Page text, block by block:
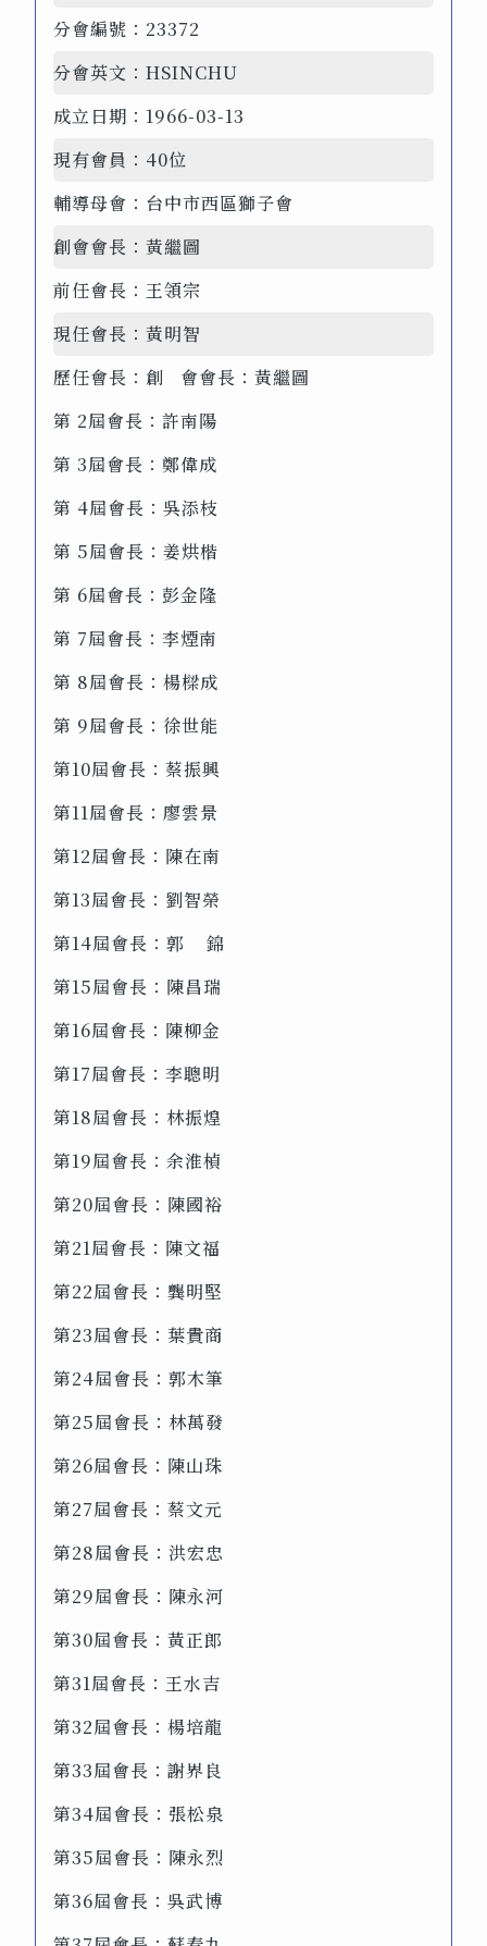
分會編號： 23372
分會英文： HSINCHU
成立日期： 1966-03-13
現有會員： 40位
輔導母會： 台中市西區獅子會
創會會長： 黃繼圖
前任會長： 王領宗
現任會長： 黃明智
歷任會長： 創 會會長：黃繼圖
第 2屆會長：許南陽
第 3屆會長：鄭偉成
第 4屆會長：吳添枝
第 5屆會長：姜烘楷
第 6屆會長：彭金隆
第 7屆會長：李煙南
第 8屆會長：楊樑成
第 9屆會長：徐世能
第10屆會長：蔡振興
第11屆會長：廖雲景
第12屆會長：陳在南
第13屆會長：劉智榮
第14屆會長：郭 錦
第15屆會長：陳昌瑞
第16屆會長：陳柳金
第17屆會長：李聰明
第18屆會長：林振煌
第19屆會長：余淮楨
第20屆會長：陳國裕
第21屆會長：陳文福
第22屆會長：龔明堅
第23屆會長：葉貴商
第24屆會長：郭木筆
第25屆會長：林萬發
第26屆會長：陳山珠
第27屆會長：蔡文元
第28屆會長：洪宏忠
第29屆會長：陳永河
第30屆會長：黃正郎
第31屆會長：王水吉
第32屆會長：楊培龍
第33屆會長：謝界良
第34屆會長：張松泉
第35屆會長：陳永烈
第36屆會長：吳武博